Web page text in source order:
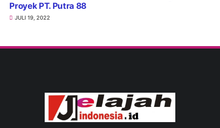
Proyek PT. Putra 88
JULI 19, 2022